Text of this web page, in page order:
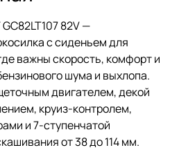
82V —
с сиденьем для
важны скорость, комфорт и
шума и выхлопа.
двигателем, декой
круиз-контролем,
и 7-ступенчатой
от 38 до 114 мм.